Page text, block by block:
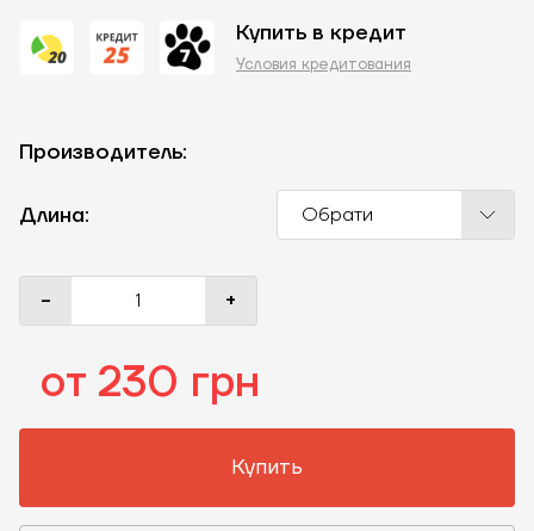
Купить в кредит
Условия кредитования
Производитель:
Длина: Обрати
- +
от 230 грн
Купить